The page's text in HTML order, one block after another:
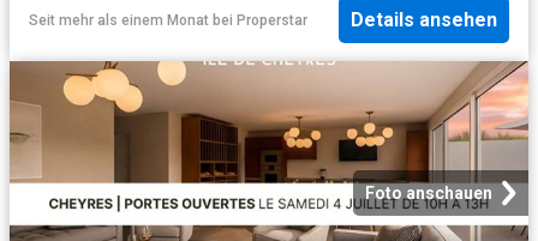
Seit mehr als einem Monat bei Properstar Details ansehen
Foto anschauen